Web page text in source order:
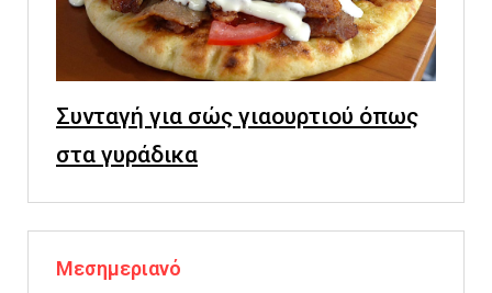
Συνταγή για σώς γιαουρτιού όπως
στα γυράδικα
Μεσημεριανό